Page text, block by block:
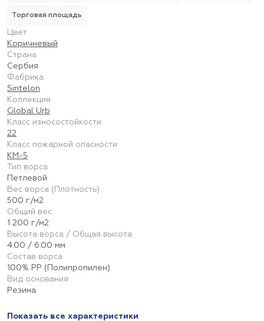
Торговая площадь
Цвет
Коричневый
Страна
Сербия
Фабрика
Sintelon
Коллекция
Global Urb
Класс износостойкости
22
Класс пожарной опасности
КМ-5
Тип ворса
Петлевой
Вес ворса (Плотность)
500 г/м2
Общий вес
1 200 г/м2
Высота ворса / Общая высота
4.00 / 6.00 мм
Состав ворса
100% PP (Полипропилен)
Вид основания
Резина
Показать все характеристики